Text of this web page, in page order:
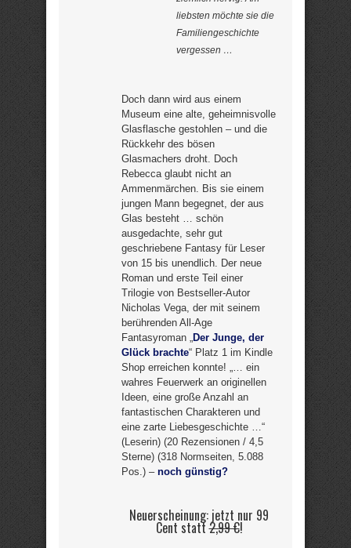
liebsten möchte sie die
Familiengeschichte
vergessen …
Doch dann wird aus einem
Museum eine alte, geheimnisvolle
Glasflasche gestohlen – und die
Rückkehr des bösen
Glasmachers droht. Doch
Rebecca glaubt nicht an
Ammenmärchen. Bis sie einem
jungen Mann begegnet, der aus
Glas besteht … schön
ausgedachte, sehr gut
geschriebene Fantasy für Leser
von 15 bis unendlich. Der neue
Roman und erste Teil einer
Trilogie von Bestseller-Autor
Nicholas Vega, der mit seinem
berührenden All-Age
Fantasyroman „Der Junge, der
Glück brachte“ Platz 1 im Kindle
Shop erreichen konnte! „… ein
wahres Feuerwerk an originellen
Ideen, eine große Anzahl an
fantastischen Charakteren und
eine zarte Liebesgeschichte …“
(Leserin) (20 Rezensionen / 4,5
Sterne) (318 Normseiten, 5.088
Pos.) – noch günstig?
Neuerscheinung: jetzt nur 99
Cent statt2,99 €!